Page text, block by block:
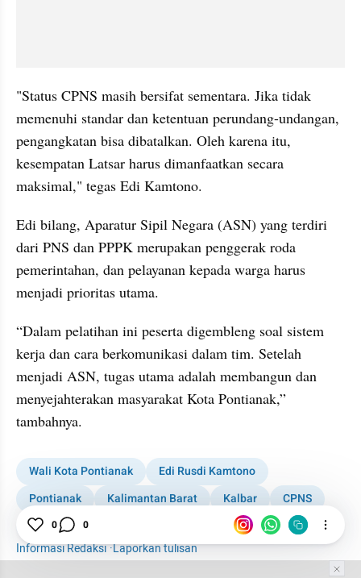
"Status CPNS masih bersifat sementara. Jika tidak
memenuhi standar dan ketentuan perundang-undangan,
pengangkatan bisa dibatalkan. Oleh karena itu,
kesempatan Latsar harus dimanfaatkan secara
maksimal," tegas Edi Kamtono.
Edi bilang, Aparatur Sipil Negara (ASN) yang terdiri
dari PNS dan PPPK merupakan penggerak roda
pemerintahan, dan pelayanan kepada warga harus
menjadi prioritas utama.
“Dalam pelatihan ini peserta digembleng soal sistem
kerja dan cara berkomunikasi dalam tim. Setelah
menjadi ASN, tugas utama adalah membangun dan
menyejahterakan masyarakat Kota Pontianak,”
tambahnya.
Wali Kota Pontianak
Edi Rusdi Kamtono
Pontianak
Kalimantan Barat Kalbar
CPNS
Kabar Daerah
Informasi Redaksi·Laporkan tulisan
0 0